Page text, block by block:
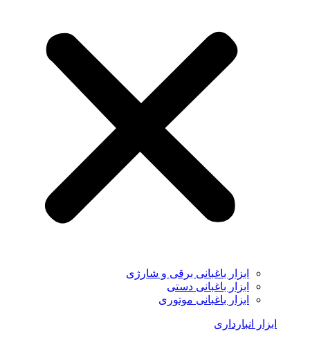
ابزار باغبانی برقی و شارژی
ابزار باغبانی دستی
ابزار باغبانی موتوری
ابزار انبارداری